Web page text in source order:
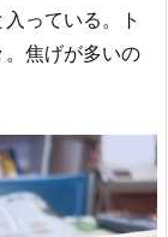
っている。ト
焦げが多いの